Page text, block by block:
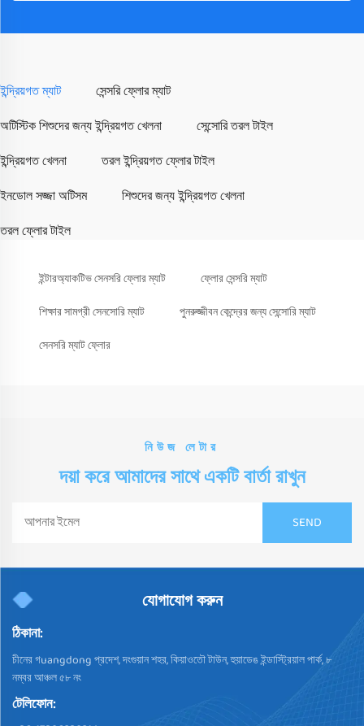
ইন্দ্রিয়গত ম্যাট সেন্সরি ফ্লোর ম্যাট
অটিস্টিক শিশুদের জন্য ইন্দ্রিয়গত খেলনা সেন্সোরি তরল টাইল
ইন্দ্রিয়গত খেলনা তরল ইন্দ্রিয়গত ফ্লোর টাইল
ইনডোল সজ্জা অটিসম শিশুদের জন্য ইন্দ্রিয়গত খেলনা
তরল ফ্লোর টাইল
ইন্টারঅ্যাকটিভ সেনসরি ফ্লোর ম্যাট
ফ্লোর সেন্সরি ম্যাট
শিক্ষার সামগ্রী সেনসোরি ম্যাট
পুনরুজ্জীবন কেন্দ্রের জন্য সেন্সোরি ম্যাট
সেনসরি ম্যাট ফ্লোর
নিউজ লেটার
দয়া করে আমাদের সাথে একটি বার্তা রাখুন
যোগাযোগ করুন
ঠিকানা:
চীনের গuangdong প্রদেশ, দংগুয়ান শহর, কিয়াওতৌ টাউন, হুয়াডেঙ ইন্ডাস্ট্রিয়াল পার্ক, ৮
নম্বর আঞ্চল ৫৮ নং
টেলিফোন: